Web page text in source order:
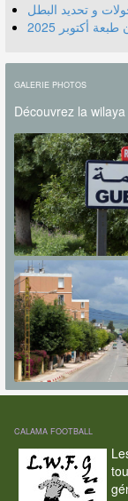
و تحديد البطل
أكتوبر 2025
GALERIE PHOTOS
Découvrez la
CALAMA FOOTBALL